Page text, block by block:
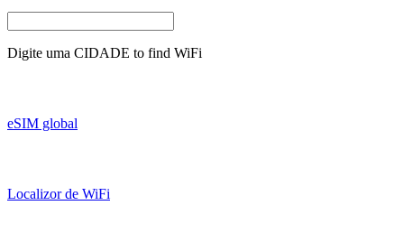
Digite uma CIDADE to find WiFi
eSIM global
Localizor de WiFi